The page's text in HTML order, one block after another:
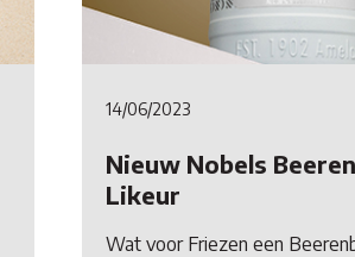
14/06/2023
Nieuw Nobels
Likeur
Wat voor Friezen een